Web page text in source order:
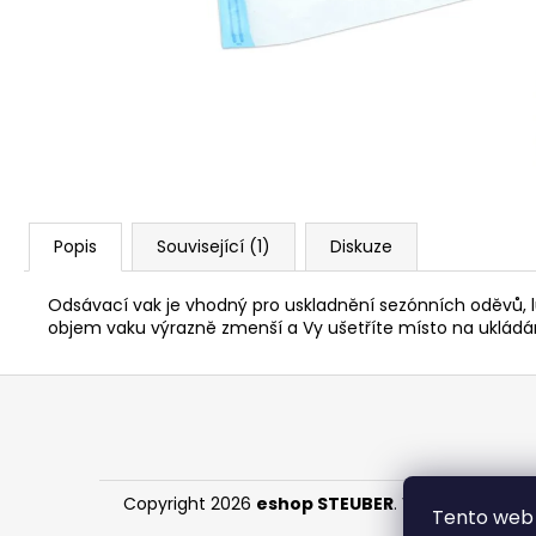
Tento
Popis Související (1) Diskuze
Odsávací vak je vhodný pro uskladnění sezónních
objem vaku výrazně zmenší a Vy ušetříte místo na
Z
Copyright 2026 eshop STEUBER. Všechna práva